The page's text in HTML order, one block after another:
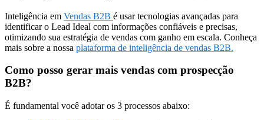
Inteligência em Vendas B2B é usar tecnologias avançadas para
identificar o Lead Ideal com informações confiáveis e precisas,
otimizando sua estratégia de vendas com ganho em escala. Conheça
mais sobre a nossa plataforma de inteligência de vendas B2B.
Como posso gerar mais vendas com prospecção
B2B?
É fundamental você adotar os 3 processos abaixo: